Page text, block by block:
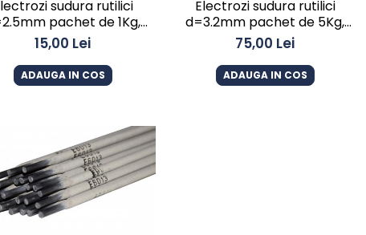
sudura rutilici
pachet de 1Kg,
JASIC
15,00 Lei
ADAUGA IN COS
Electrozi sudura rutilici
d=3.2mm pachet de 5Kg,
JASIC
75,00 Lei
ADAUGA IN COS